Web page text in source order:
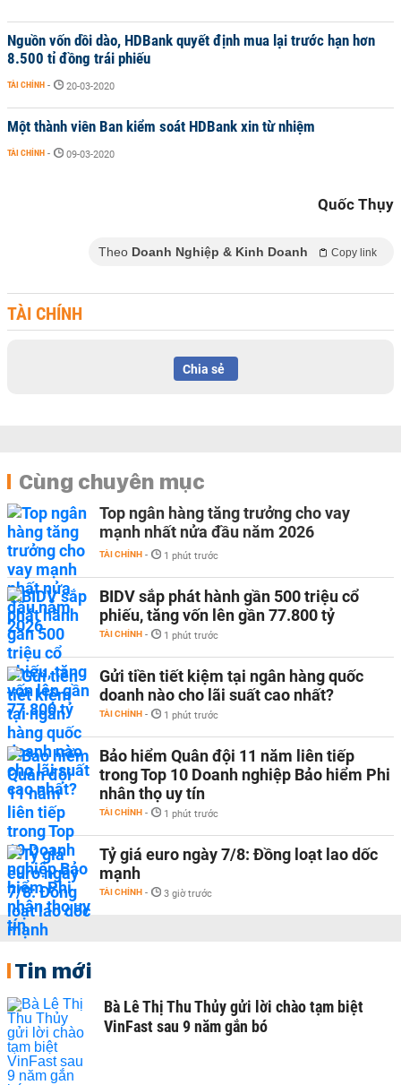
Nguồn vốn dồi dào, HDBank quyết định mua lại trước hạn hơn
8.500 tỉ đồng trái phiếu
TÀI CHÍNH - 20-03-2020
Một thành viên Ban kiểm soát HDBank xin từ nhiệm
TÀI CHÍNH - 09-03-2020
Quốc Thụy
Theo Doanh Nghiệp & Kinh Doanh Copy link
TÀI CHÍNH
Chia sẻ
Cùng chuyên mục
Top ngân hàng tăng trưởng cho vay
mạnh nhất nửa đầu năm 2026
TÀI CHÍNH - 1 phút trước
BIDV sắp phát hành gần 500 triệu cổ
phiếu, tăng vốn lên gần 77.800 tỷ
TÀI CHÍNH - 1 phút trước
Gửi tiền tiết kiệm tại ngân hàng quốc
doanh nào cho lãi suất cao nhất?
TÀI CHÍNH - 1 phút trước
Bảo hiểm Quân đội 11 năm liên tiếp
trong Top 10 Doanh nghiệp Bảo hiểm Phi
nhân thọ uy tín
TÀI CHÍNH - 1 phút trước
Tỷ giá euro ngày 7/8: Đồng loạt lao dốc
mạnh
TÀI CHÍNH - 3 giờ trước
Tin mới
Bà Lê Thị Thu Thủy gửi lời chào tạm biệt
VinFast sau 9 năm gắn bó